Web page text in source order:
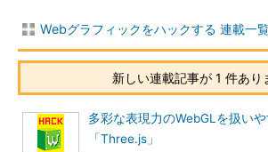
Webグラフィックをハックする 連載一
新しい連載記事が 1 件あり
多彩な表現力のWebGLを扱い
「Three.js」